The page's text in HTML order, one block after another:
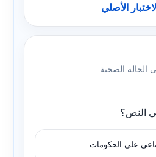
الأصلي
الحالة الصحية
النص؟
على الحكومات